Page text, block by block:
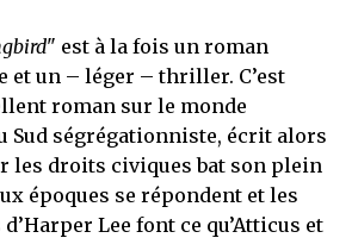
" est à la fois un roman
et un – léger – thriller. C’est
roman sur le monde
Sud ségrégationniste, écrit alors
les droits civiques bat son plein
époques se répondent et les
Lee font ce qu’Atticus et